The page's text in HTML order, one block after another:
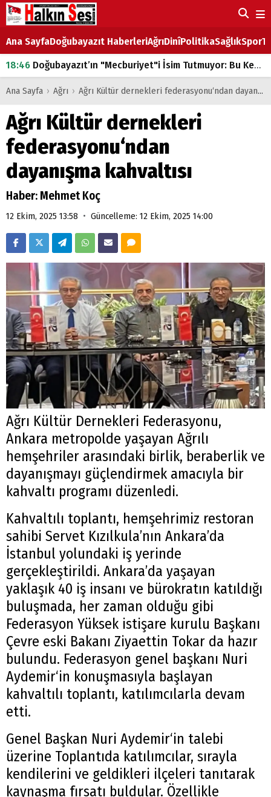
Ana SayfaDoğubayazıt HaberleriAğrıDinîPolitikaSağlıkSpor
18:46 Doğubayazıt’ın "Mecburiyet"i İsim Tutmuyor: Bu Kez de Mem u Zîn Oldu!
07:53Doğubayazıt’ta Ekmek Fiyatlarına Zam
07:16 Doğubayazıt'ta çocukların sırtındaki ağır yük
07:00 DEVLET ve HÜKÜMET
18:29ÇARŞI CADDESİ YAZ BOZ TAHTASI
Ana Sayfa › Ağrı › Ağrı Kültür dernekleri federasyonu‘ndan dayanışma kahvaltısı
Ağrı Kültür dernekleri
federasyonu‘ndan
dayanışma kahvaltısı
Haber: Mehmet Koç
12 Ekim, 2025 13:58 • Güncelleme: 12 Ekim, 2025 14:00
Ağrı Kültür Dernekleri Federasyonu,
Ankara metropolde yaşayan Ağrılı
hemşehriler arasındaki birlik, beraberlik ve
dayanışmayı güçlendirmek amacıyla bir
kahvaltı programı düzenledi.
Kahvaltılı toplantı, hemşehrimiz restoran
sahibi Servet Kızılkula’nın Ankara’da
İstanbul yolundaki iş yerinde
gerçekleştirildi. Ankara’da yaşayan
yaklaşık 40 iş insanı ve bürokratın katıldığı
buluşmada, her zaman olduğu gibi
Federasyon Yüksek istişare kurulu Başkanı
Çevre eski Bakanı Ziyaettin Tokar da hazır
bulundu. Federasyon genel başkanı Nuri
Aydemir‘in konuşmasıyla başlayan
kahvaltılı toplantı, katılımcılarla devam
etti.
Genel Başkan Nuri Aydemir‘in talebi
üzerine Toplantıda katılımcılar, sırayla
kendilerini ve geldikleri ilçeleri tanıtarak
kaynaşma fırsatı buldular. Özellikle